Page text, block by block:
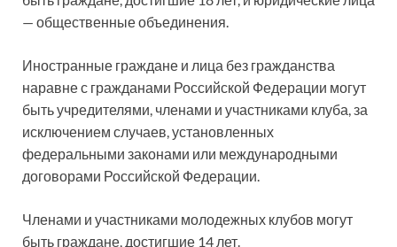
— общественные объединения.
Иностранные граждане и лица без гражданства
наравне с гражданами Российской Федерации могут
быть учредителями, членами и участниками клуба, за
исключением случаев, установленных
федеральными законами или международными
договорами Российской Федерации.
Членами и участниками молодежных клубов могут
быть граждане, достигшие 14 лет.